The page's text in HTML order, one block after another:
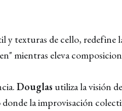
y texturas de cello, redefine
mientras eleva
Douglas utiliza la visión de
la improvisación